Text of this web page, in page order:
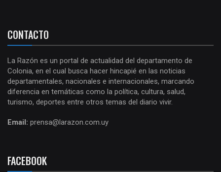
CONTACTO
La Razón es un portal de actualidad del departamento de
Colonia, en el cual busca hacer hincapié en las noticias
departamentales, nacionales e internacionales, marcando
diferencia en temáticas como la política, cultura, salud,
turismo, deportes entre otros temas del diario vivir.
Email: prensa@larazon.com.uy
FACEBOOK